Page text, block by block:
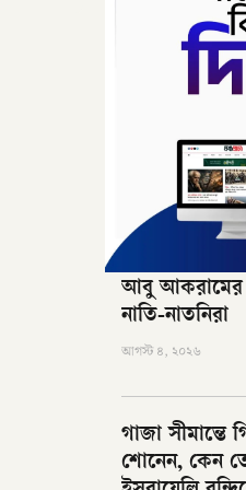
আবু আকরামের
নাতি-নাতনিরা
আগস্ট ৪, ২০২৬
গাজা সীমান্তে
শোনেন, কেন